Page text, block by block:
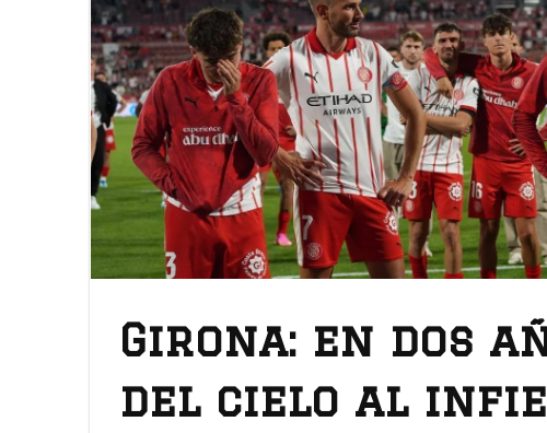
Girona: en dos
del cielo al